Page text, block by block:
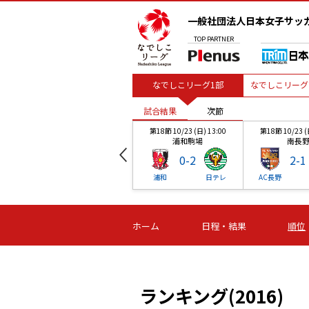
一般社団法人日本女子サッ
TOP PARTNER
なでしこリーグ1部 なでしこリー
試合結果 次節
第18節 10/23 (日) 13:00
浦和駒場
浦和
0-2
日テレ
第18節 10/23 (
南長野
AC長野
2-1
第18節 10/23 (日) 13:00
浦和駒場
0-2
第18節 10/23 (
南長野
2-1
試合結果 次節
試合結果 次節
試合結果 次節
試合結果 次節
試合結果 次節
ホーム 日程・結果 順位
ランキング(2016)